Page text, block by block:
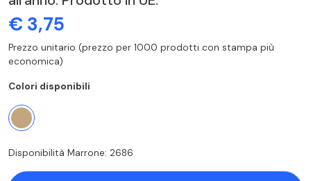
€ 3,75
Prezzo unitario (prezzo per 1000 prodotti con stampa più
economica)
Colori disponibili
Disponibilità Marrone: 2686